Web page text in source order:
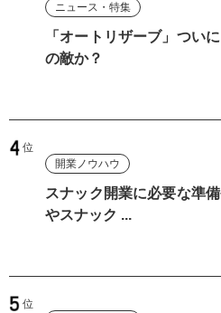
ニュース・特集
「オートリザーブ」つ
の敵か？
開業ノウハウ
スナック開業に必要な準
やスナック ...